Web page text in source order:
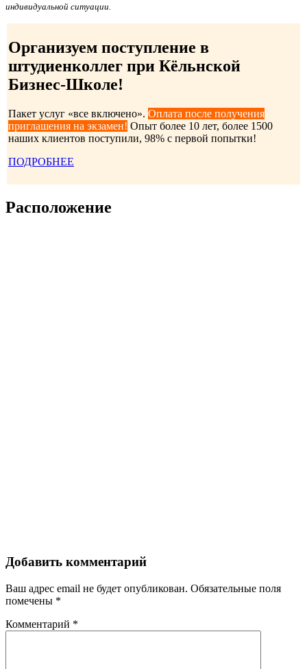
индивидуальной ситуации.
Организуем поступление в
штудиенколлег при Кёльнской
Бизнес-Школе!
Пакет услуг «все включено». Оплата после получения
приглашения на экзамен! Опыт более 10 лет, более 1500
наших клиентов поступили, 98% с первой попытки!
ПОДРОБНЕЕ
Расположение
Добавить комментарий
Ваш адрес email не будет опубликован. Обязательные поля
помечены *
Комментарий *